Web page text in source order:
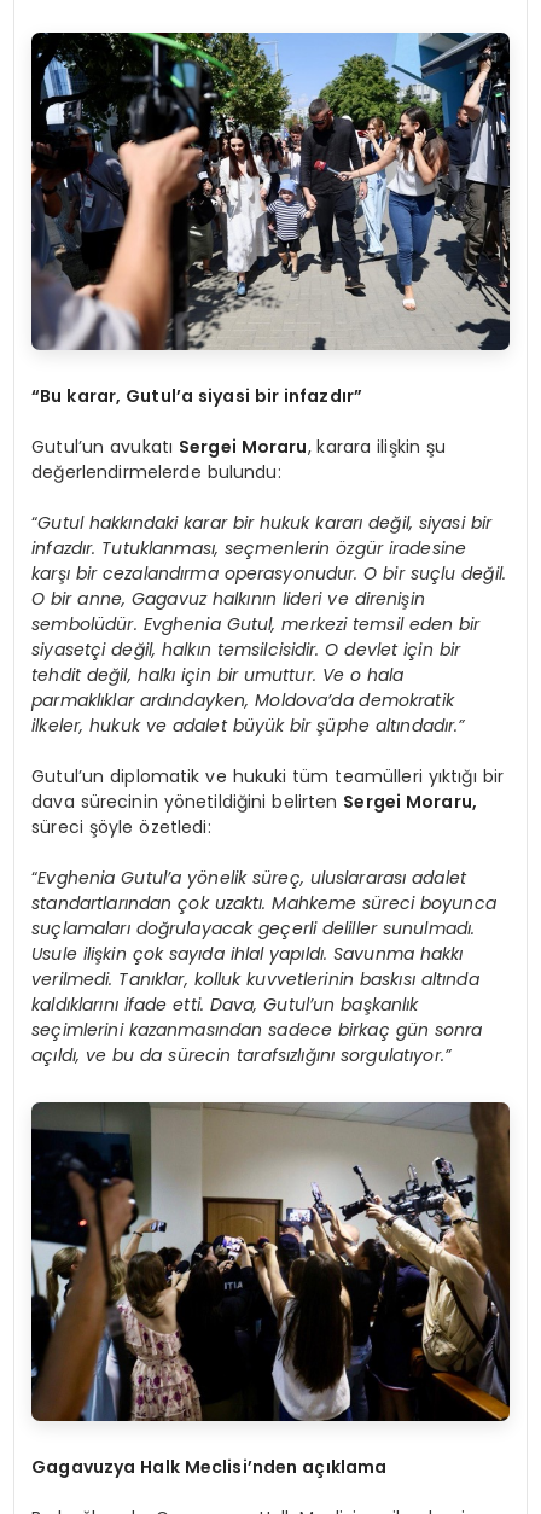
“Bu karar, Gutul’a siyasi bir infazdır”
Gutul’un avukatı Sergei Moraru, karara ilişkin şu
değerlendirmelerde bulundu:
“Gutul hakkındaki karar bir hukuk kararı değil, siyasi bir
infazdır. Tutuklanması, seçmenlerin özgür iradesine
karşı bir cezalandırma operasyonudur. O bir suçlu değil.
O bir anne, Gagavuz halkının lideri ve direnişin
sembolüdür. Evghenia Gutul, merkezi temsil eden bir
siyasetçi değil, halkın temsilcisidir. O devlet için bir
tehdit değil, halkı için bir umuttur. Ve o hala
parmaklıklar ardındayken, Moldova’da demokratik
ilkeler, hukuk ve adalet büyük bir şüphe altındadır.”
Gutul’un diplomatik ve hukuki tüm teamülleri yıktığı bir
dava sürecinin yönetildiğini belirten Sergei Moraru,
süreci şöyle özetledi:
“Evghenia Gutul’a yönelik süreç, uluslararası adalet
standartlarından çok uzaktı. Mahkeme süreci boyunca
suçlamaları doğrulayacak geçerli deliller sunulmadı.
Usule ilişkin çok sayıda ihlal yapıldı. Savunma hakkı
verilmedi. Tanıklar, kolluk kuvvetlerinin baskısı altında
kaldıklarını ifade etti. Dava, Gutul’un başkanlık
seçimlerini kazanmasından sadece birkaç gün sonra
açıldı, ve bu da sürecin tarafsızlığını sorgulatıyor.”
Gagavuzya Halk Meclisi’nden açıklama